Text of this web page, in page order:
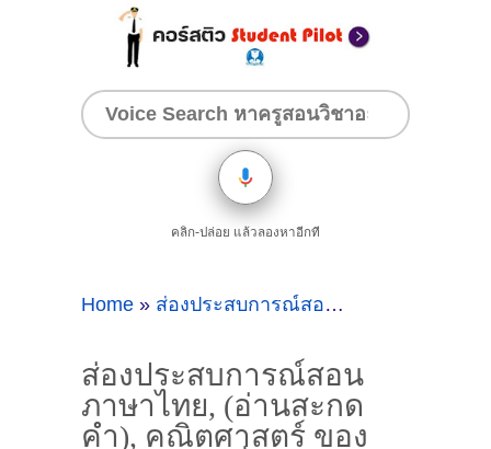
คลิก-ปล่อย แล้วลองหาอีกที
Home » ส่องประสบการณ์สอนภาษาไทย
ส่องประสบการณ์สอน
ภาษาไทย, (อ่านสะกด
คำ), คณิตศาสตร์ ของ